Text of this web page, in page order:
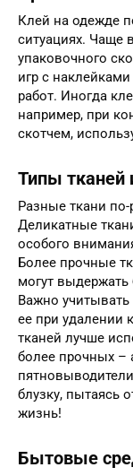
Клей на одежде
ситуациях. Чаще
упаковочного
игр с
работ. Иногда
например, при
скотчем,
Типы тканей
Разные ткани по-
Деликатные
особого
Более прочные
могут
Важно учитывать
ее при удалении
тканей лучше
более прочных –
блузку, пытаясь
жизнь!
Бытовые